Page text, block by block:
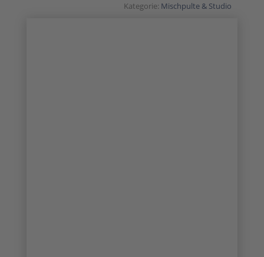
Kategorie: Mischpulte & Studio